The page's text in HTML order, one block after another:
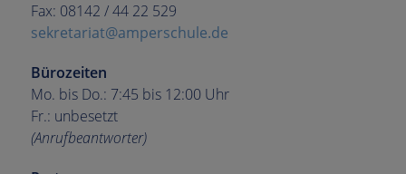
Fax: 08142 / 44 22 529
sekretariat@amperschule.de
Bürozeiten
Mo. bis Do.: 7:45 bis 12:00 Uhr
Fr.: unbesetzt
(Anrufbeantworter)